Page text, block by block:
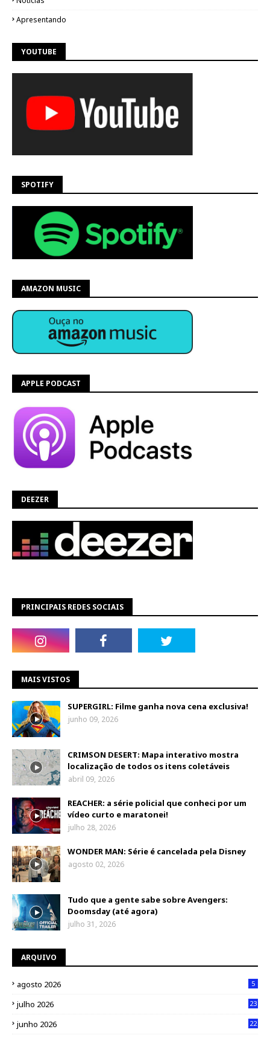
Apresentando
YOUTUBE
SPOTIFY
AMAZON MUSIC
APPLE PODCAST
DEEZER
PRINCIPAIS REDES SOCIAIS
MAIS VISTOS
SUPERGIRL: Filme ganha nova cena exclusiva!
junho 09, 2026
CRIMSON DESERT: Mapa interativo mostra
localização de todos os itens coletáveis
abril 09, 2026
REACHER: a série policial que conheci por um
vídeo curto e maratonei!
julho 28, 2026
WONDER MAN: Série é cancelada pela Disney
agosto 02, 2026
Tudo que a gente sabe sobre Avengers:
Doomsday (até agora)
julho 31, 2026
ARQUIVO
agosto 2026 5
julho 2026 23
junho 2026 22